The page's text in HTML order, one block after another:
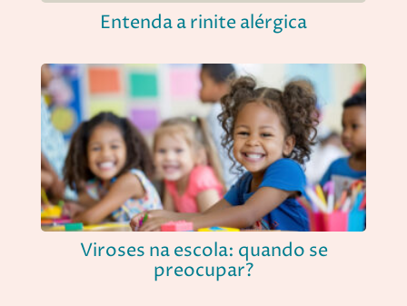
Entenda a rinite alérgica
Viroses na escola: quando se
preocupar?